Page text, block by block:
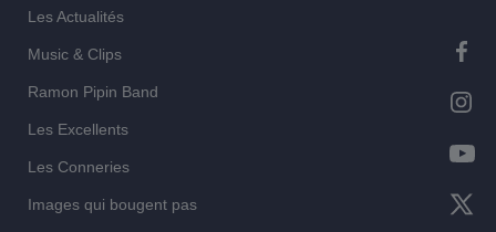
Les Actualités
Music & Clips
Ramon Pipin Band
Les Excellents
Les Conneries
Images qui bougent pas